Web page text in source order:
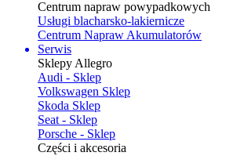
Centrum napraw powypadkowych
Usługi blacharsko-lakiernicze
Centrum Napraw Akumulatorów
Serwis
Sklepy Allegro
Audi - Sklep
Volkswagen Sklep
Skoda Sklep
Seat - Sklep
Porsche - Sklep
Części i akcesoria